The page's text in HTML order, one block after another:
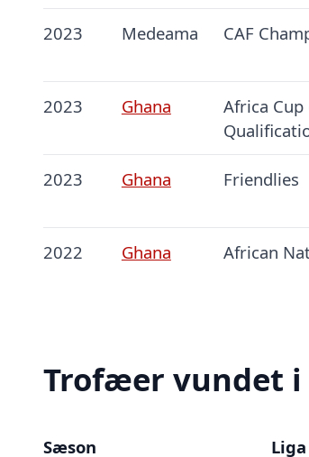
2023 Medeama CAF
2023 Ghana
Africa
2023 Ghana Friendlies
2022 Ghana African
Trofæer vundet
Sæson Liga